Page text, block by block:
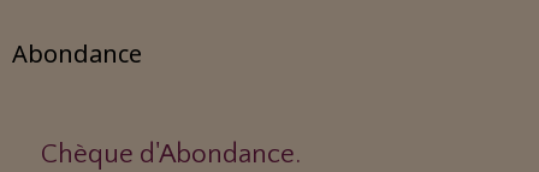
Abondance
Chèque d'Abondance.